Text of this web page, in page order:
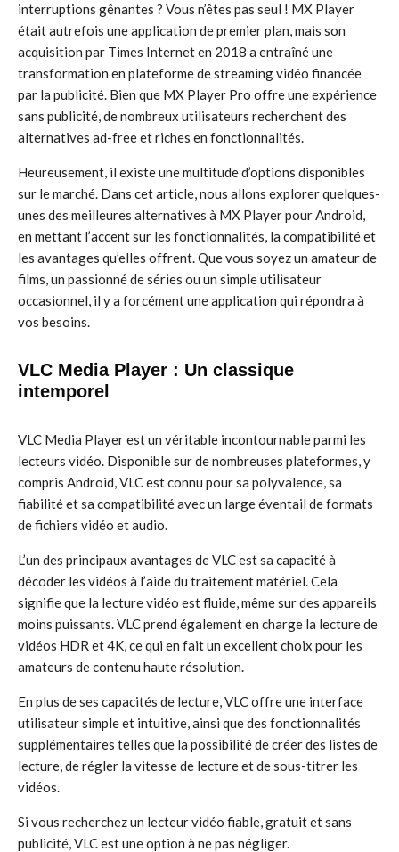
interruptions gênantes ? Vous n’êtes pas seul ! MX Player
était autrefois une application de premier plan, mais son
acquisition par Times Internet en 2018 a entraîné une
transformation en plateforme de streaming vidéo financée
par la publicité. Bien que MX Player Pro offre une expérience
sans publicité, de nombreux utilisateurs recherchent des
alternatives ad-free et riches en fonctionnalités.
Heureusement, il existe une multitude d’options disponibles
sur le marché. Dans cet article, nous allons explorer quelques-
unes des meilleures alternatives à MX Player pour Android,
en mettant l’accent sur les fonctionnalités, la compatibilité et
les avantages qu’elles offrent. Que vous soyez un amateur de
films, un passionné de séries ou un simple utilisateur
occasionnel, il y a forcément une application qui répondra à
vos besoins.
VLC Media Player : Un classique
intemporel
VLC Media Player est un véritable incontournable parmi les
lecteurs vidéo. Disponible sur de nombreuses plateformes, y
compris Android, VLC est connu pour sa polyvalence, sa
fiabilité et sa compatibilité avec un large éventail de formats
de fichiers vidéo et audio.
L’un des principaux avantages de VLC est sa capacité à
décoder les vidéos à l’aide du traitement matériel. Cela
signifie que la lecture vidéo est fluide, même sur des appareils
moins puissants. VLC prend également en charge la lecture de
vidéos HDR et 4K, ce qui en fait un excellent choix pour les
amateurs de contenu haute résolution.
En plus de ses capacités de lecture, VLC offre une interface
utilisateur simple et intuitive, ainsi que des fonctionnalités
supplémentaires telles que la possibilité de créer des listes de
lecture, de régler la vitesse de lecture et de sous-titrer les
vidéos.
Si vous recherchez un lecteur vidéo fiable, gratuit et sans
publicité, VLC est une option à ne pas négliger.